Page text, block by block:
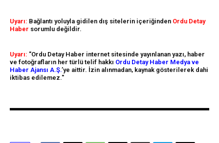
Uyarı: Bağlantı yoluyla gidilen dış sitelerin içeriğinden Ordu Detay
Haber sorumlu değildir.
Uyarı: "Ordu Detay Haber internet sitesinde yayınlanan yazı, haber
ve fotoğrafların her türlü telif hakkı Ordu Detay Haber Medya ve
Haber Ajansı A.Ş.’ye aittir. İzin alınmadan, kaynak gösterilerek dahi
iktibas edilemez."